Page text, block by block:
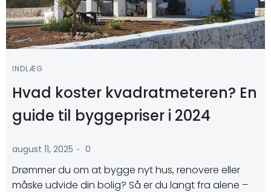
INDLÆG
Hvad koster kvadratmeteren? En
guide til byggepriser i 2024
august 11, 2025 - 0
Drømmer du om at bygge nyt hus, renovere eller
måske udvide din bolig? Så er du langt fra alene –